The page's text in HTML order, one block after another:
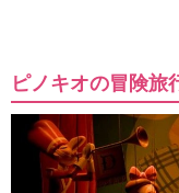
ピノキオの冒険旅